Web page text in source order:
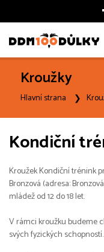
Kroužky
Hlavní strana
Kondiční
Kroužek Kondiční trénink
Bronzová (adresa:
mládež od 12 do 18 let.
V rámci kroužku budeme
svých fyzických schopností.